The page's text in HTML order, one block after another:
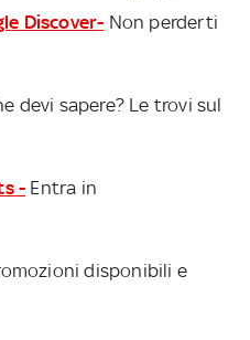
Discover- Non perderti
devi sapere? Le trovi sul
- Entra in
disponibili e